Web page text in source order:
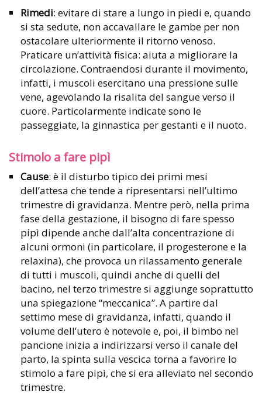
Rimedi: evitare di stare a lungo in piedi e, quando
si sta sedute, non accavallare le gambe per non
ostacolare ulteriormente il ritorno venoso.
Praticare un’attività fisica: aiuta a migliorare la
circolazione. Contraendosi durante il movimento,
infatti, i muscoli esercitano una pressione sulle
vene, agevolando la risalita del sangue verso il
cuore. Particolarmente indicate sono le
passeggiate, la ginnastica per gestanti e il nuoto.
Stimolo a fare pipì
Cause: è il disturbo tipico dei primi mesi
dell’attesa che tende a ripresentarsi nell’ultimo
trimestre di gravidanza. Mentre però, nella prima
fase della gestazione, il bisogno di fare spesso
pipì dipende anche dall’alta concentrazione di
alcuni ormoni (in particolare, il progesterone e la
relaxina), che provoca un rilassamento generale
di tutti i muscoli, quindi anche di quelli del
bacino, nel terzo trimestre si aggiunge soprattutto
una spiegazione “meccanica”. A partire dal
settimo mese di gravidanza, infatti, quando il
volume dell’utero è notevole e, poi, il bimbo nel
pancione inizia a indirizzarsi verso il canale del
parto, la spinta sulla vescica torna a favorire lo
stimolo a fare pipì, che si era alleviato nel secondo
trimestre.